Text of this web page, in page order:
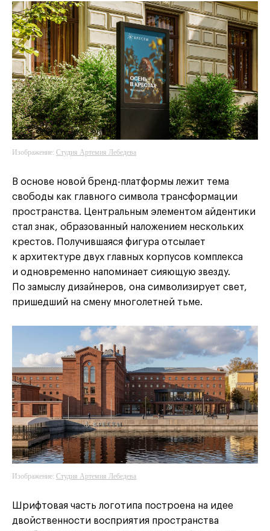
Изображение: Студия Артемия Лебедева
В основе новой бренд-платформы лежит тема
свободы как главного символа трансформации
пространства. Центральным элементом айдентики
стал знак, образованный наложением нескольких
крестов. Получившаяся фигура отсылает
к архитектуре двух главных корпусов комплекса
и одновременно напоминает сияющую звезду.
По замыслу дизайнеров, она символизирует свет,
пришедший на смену многолетней тьме.
Изображение: Студия Артемия Лебедева
Шрифтовая часть логотипа построена на идее
двойственности восприятия пространства